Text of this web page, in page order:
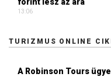
13:06
TURIZMUS ONLINE
A Robinson Tours